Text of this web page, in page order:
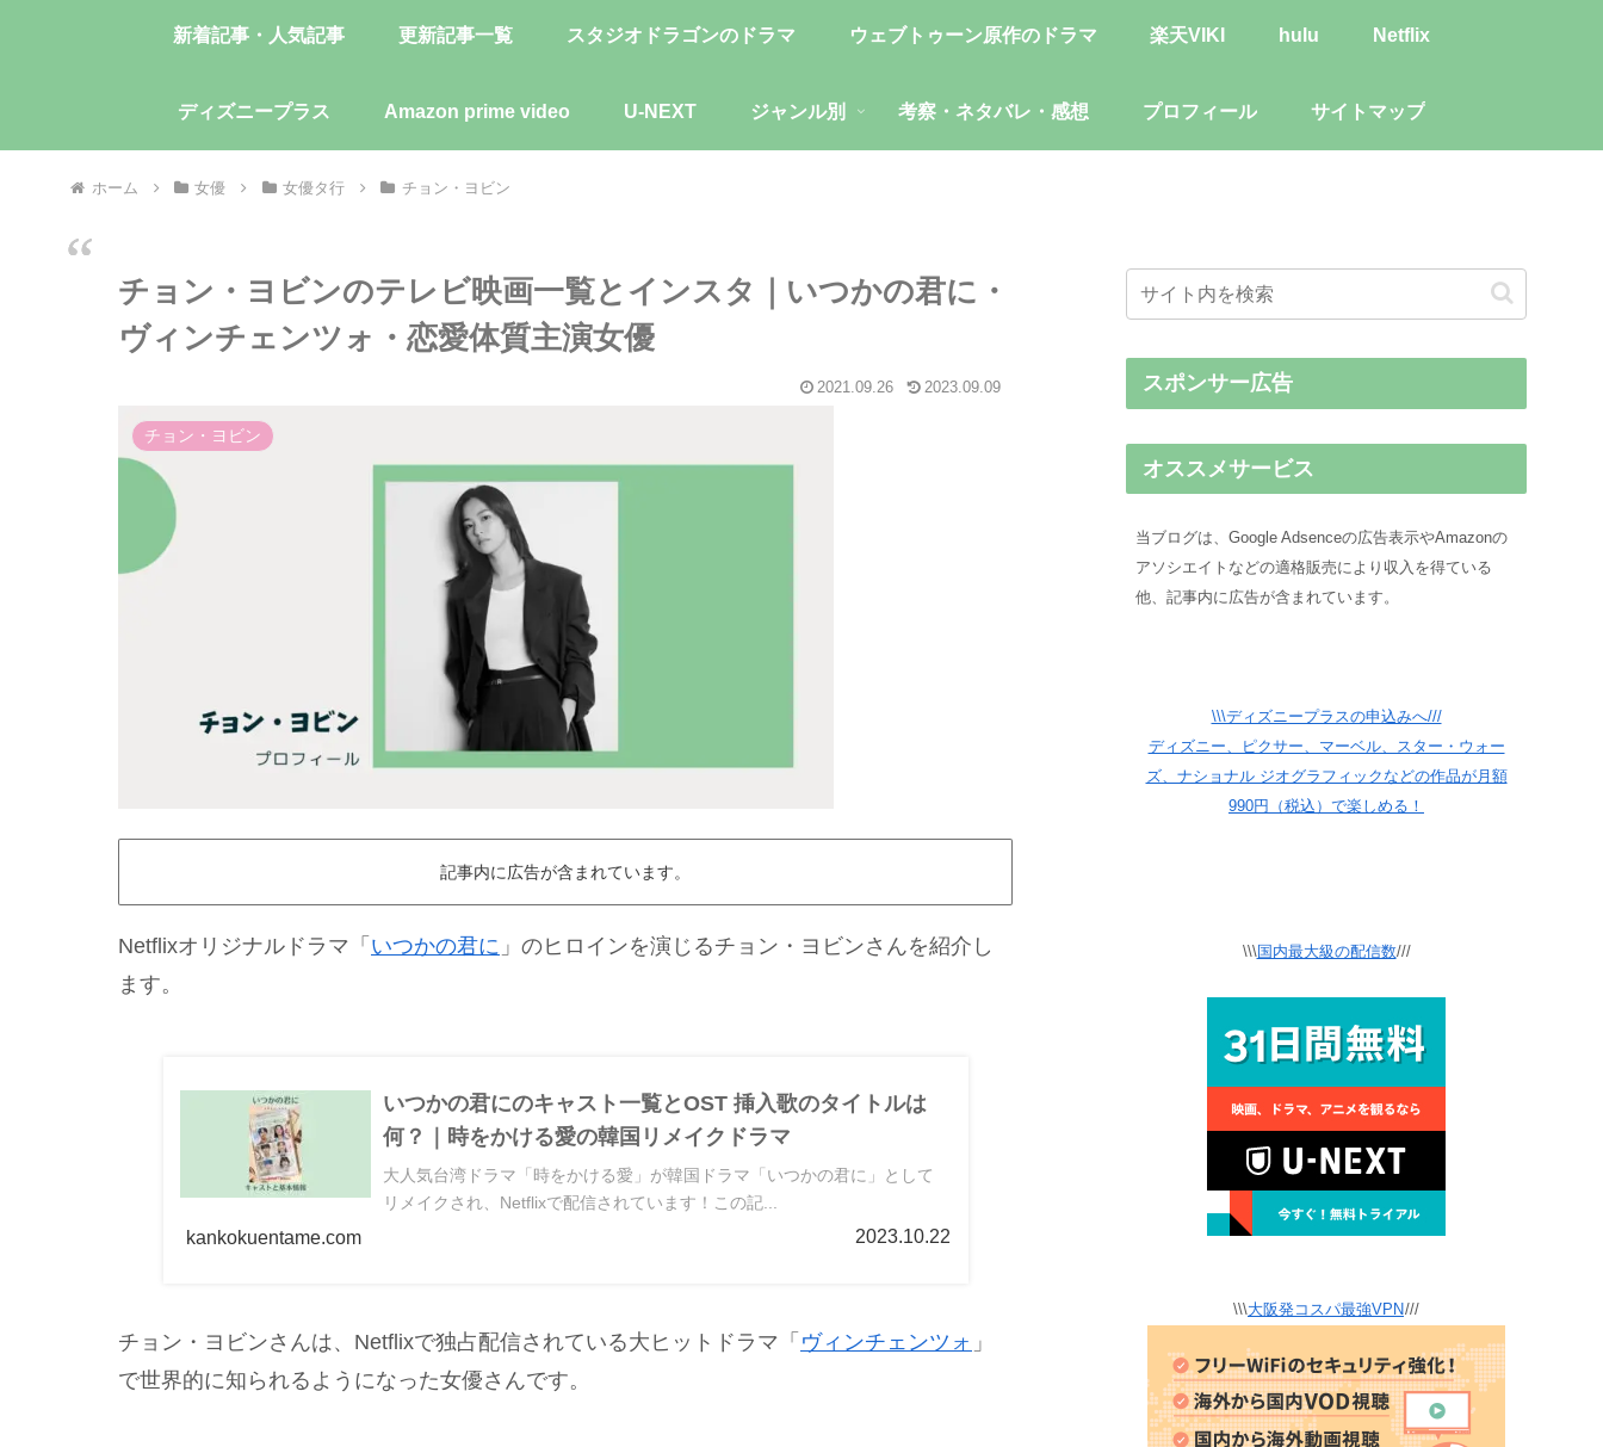
新着記事・人気記事 更新記事一覧 スタジオドラゴンのドラマ ウェブトゥーン原作のドラマ 楽天VIKI hulu Netflix
ディズニープラス Amazon prime video U-NEXT ジャンル別 考察・ネタバレ・感想 プロフィール サイトマップ
ホーム 女優 女優タ行 チョン・ヨビン
チョン・ヨビンのテレビ映画一覧とインスタ｜いつかの君に・
ヴィンチェンツォ・恋愛体質主演女優
2021.09.26 2023.09.09
チョン・ヨビン
記事内に広告が含まれています。
Netflixオリジナルドラマ「 いつかの君に 」のヒロインを演じるチョン・ヨビンさんを紹介し
ます。
いつかの君にのキャスト一覧とOST 挿入歌のタイトルは
何？｜時をかける愛の韓国リメイクドラマ
大人気台湾ドラマ「時をかける愛」が韓国ドラマ「いつかの君に」として
リメイクされ、Netflixで配信されています！この記...
kankokuentame.com 2023.10.22
チョン・ヨビンさんは、Netflixで独占配信されている大ヒットドラマ「 ヴィンチェンツォ 」
で世界的に知られるようになった女優さんです。
スポンサー広告
オススメサービス
当ブログは、Google Adsenceの広告表示やAmazonの
アソシエイトなどの適格販売により収入を得ている
他、記事内に広告が含まれています。
\\\ディズニープラスの申込みへ///
ディズニー、ピクサー、マーベル、スター・ウォー
ズ、ナショナル ジオグラフィックなどの作品が月額
990円（税込）で楽しめる！
\\\国内最大級の配信数///
\\\大阪発コスパ最強VPN///